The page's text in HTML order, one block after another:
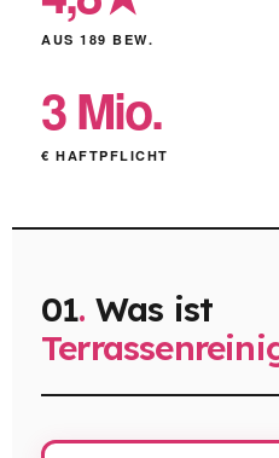
AUS 189 BEW.
3 Mio.
€ HAFTPFLICHT
01. Was ist